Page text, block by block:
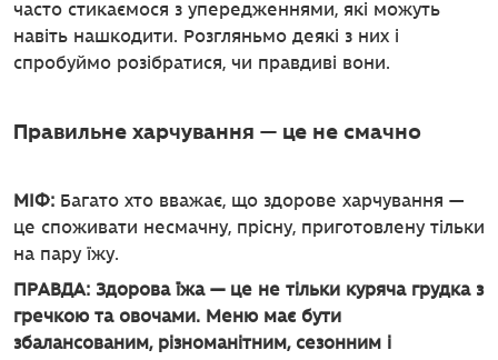
часто стикаємося з упередженнями, які можуть
навіть нашкодити. Розгляньмо деякі з них і
спробуймо розібратися, чи правдиві вони.
Правильне харчування — це не смачно
МІФ: Багато хто вважає, що здорове харчування —
це споживати несмачну, прісну, приготовлену тільки
на пару їжу.
ПРАВДА: Здорова їжа — це не тільки куряча грудка з
гречкою та овочами. Меню має бути
збалансованим, різноманітним, сезонним і